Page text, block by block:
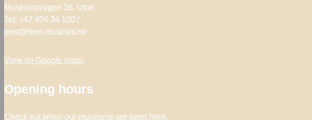
Museumsvegen 36, Utne
Tel: +47 404 34 100 /
post@hvm.museum.no
View on Google maps
Opening hours
Check out when our museums are open here.